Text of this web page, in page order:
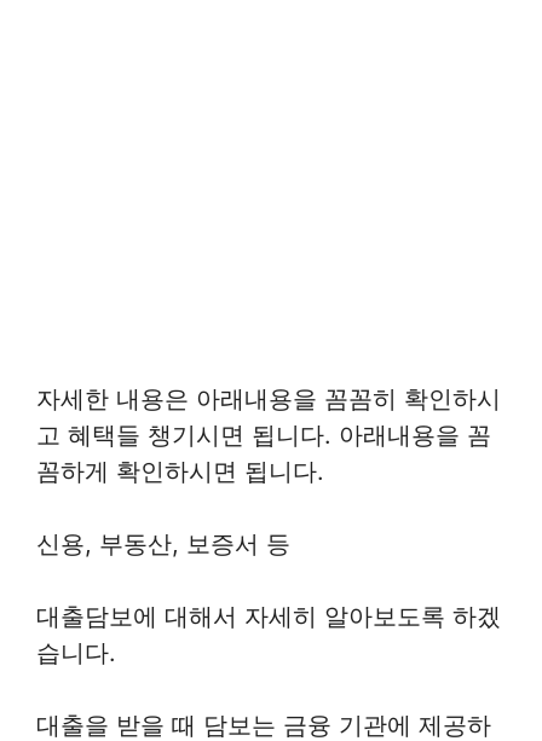
자세한 내용은 아래내용을 꼼꼼히 확인하시
고 혜택들 챙기시면 됩니다. 아래내용을 꼼
꼼하게 확인하시면 됩니다.
신용, 부동산, 보증서 등
대출담보에 대해서 자세히 알아보도록 하겠
습니다.
대출을 받을 때 담보는 금융 기관에 제공하